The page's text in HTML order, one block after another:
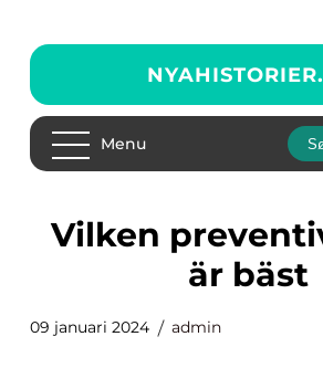
NYAHISTORIER.
Menu
vilken preventivmedel
är bäst
09 januari 2024 admin